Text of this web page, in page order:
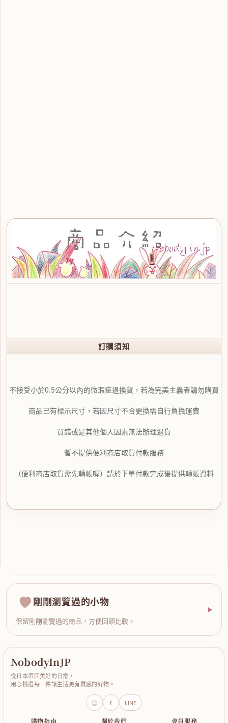
訂購須知
不接受小於0.5公分以內的微瑕疵退換貨，若為完美主義者請勿購買
商品已有標示尺寸，若因尺寸不合更換需自行負擔運費
買錯或是其他個人因素無法辦理退貨
暫不提供便利商店取貨付款服務
（便利商店取貨需先轉帳喔）請於下單付款完成後提供轉帳資料
剛剛瀏覽過的小物
保留剛剛瀏覽過的商品，方便回頭比較。
NobodyInJP
從日本帶回美好的日常，
用心挑選每一件讓生活更有質感的好物。
◎ f LINE
購物指南 關於我們 會員服務